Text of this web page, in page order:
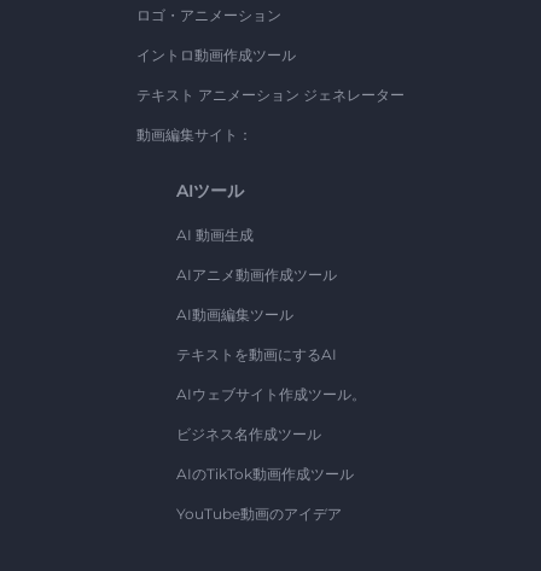
ロゴ・アニメーション
イントロ動画作成ツール
テキスト アニメーション ジェネレーター
動画編集サイト：
AIツール
AI 動画生成
AIアニメ動画作成ツール
AI動画編集ツール
テキストを動画にするAI
AIウェブサイト作成ツール。
ビジネス名作成ツール
AIのTikTok動画作成ツール
YouTube動画のアイデア